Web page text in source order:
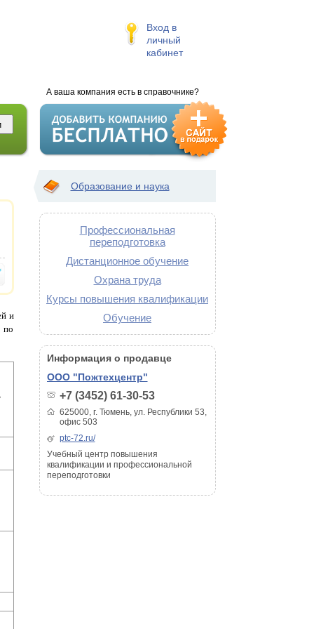
Вход в
личный
кабинет
А ваша компания есть в справочнике?
и
по
Образование и наука
Профессиональная
переподготовка
Дистанционное обучение
Охрана труда
Курсы повышения квалификации
Обучение
Информация о продавце
ООО "Пожтехцентр"
+7 (3452) 61-30-53
625000, г. Тюмень, ул. Республики 53,
офис 503
ptc-72.ru/
Учебный центр повышения
квалификации и профессиональной
переподготовки